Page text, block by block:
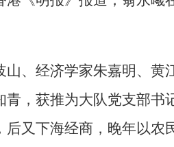
山、经济学家朱嘉明、黄
青，获推为大队党支部书
后又下海经商，晚年以农